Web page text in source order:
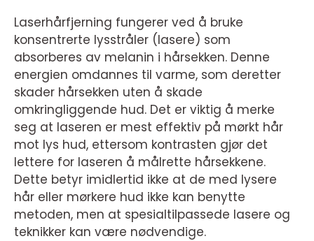
Laserhårfjerning fungerer ved å bruke
konsentrerte lysstråler (lasere) som
absorberes av melanin i hårsekken. Denne
energien omdannes til varme, som deretter
skader hårsekken uten å skade
omkringliggende hud. Det er viktig å merke
seg at laseren er mest effektiv på mørkt hår
mot lys hud, ettersom kontrasten gjør det
lettere for laseren å målrette hårsekkene.
Dette betyr imidlertid ikke at de med lysere
hår eller mørkere hud ikke kan benytte
metoden, men at spesialtilpassede lasere og
teknikker kan være nødvendige.